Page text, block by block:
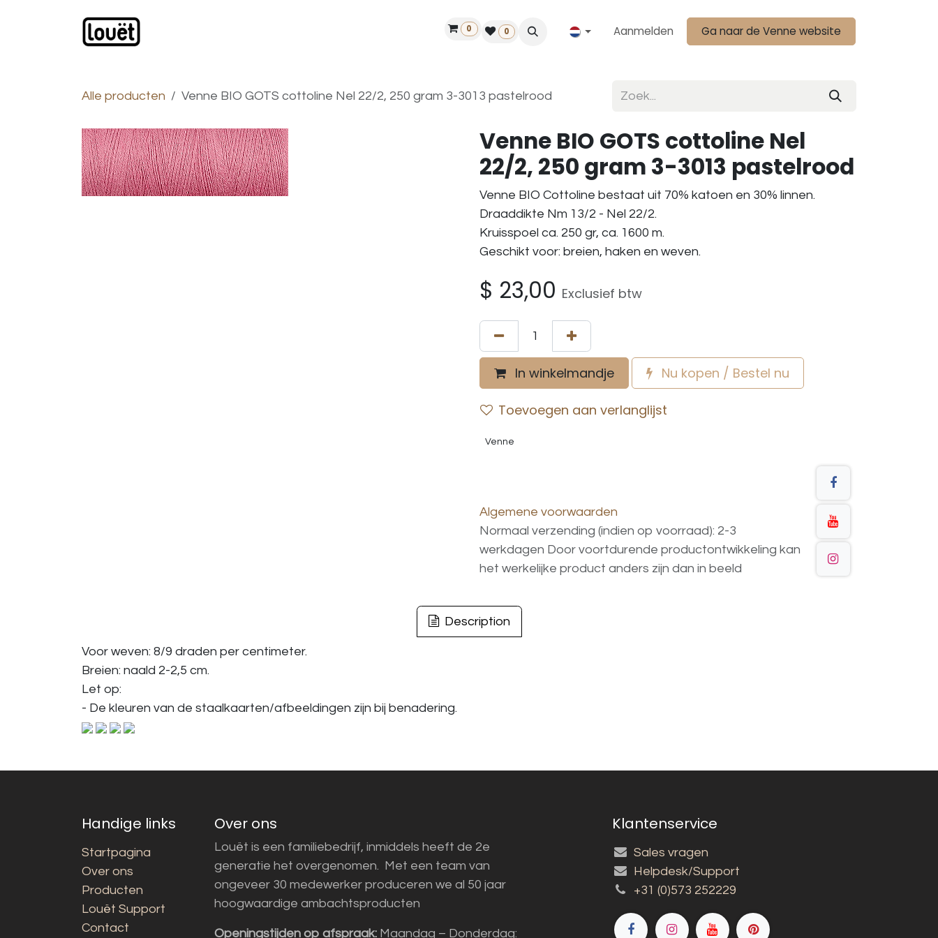
Vind een dealer
0 0 Aanmelden Ga naar de Venne website
Alle producten Venne BIO GOTS cottoline Nel 22/2, 250 gram 3-3013 pastelrood
Venne BIO GOTS cottoline Nel
22/2, 250 gram 3-3013 pastelrood
Venne BIO Cottoline bestaat uit 70% katoen en 30% linnen.
Draaddikte Nm 13/2 - Nel 22/2.
Kruisspoel ca. 250 gr, ca. 1600 m.
Geschikt voor: breien, haken en weven.
$ 23,00 Exclusief btw
In winkelmandje Nu kopen / Bestel nu
Toevoegen aan verlanglijst
Venne
Algemene voorwaarden
Normaal verzending (indien op voorraad): 2-3
werkdagen Door voortdurende productontwikkeling kan
het werkelijke product anders zijn dan in beeld
Description
Voor weven: 8/9 draden per centimeter.
Breien: naald 2-2,5 cm.
Let op:
- De kleuren van de staalkaarten/afbeeldingen zijn bij benadering.
Handige links
Startpagina
Over ons
Producten
Louët Support
Contact
Over ons
Louët is een familiebedrijf, inmiddels heeft de 2e
generatie het overgenomen. Met een team van
ongeveer 30 medewerker produceren we al 50 jaar
hoogwaardige ambachtsproducten
Openingstijden op afspraak: Maandag – Donderdag:
Klantenservice
Sales vragen
Helpdesk/Support
+31 (0)573 252229